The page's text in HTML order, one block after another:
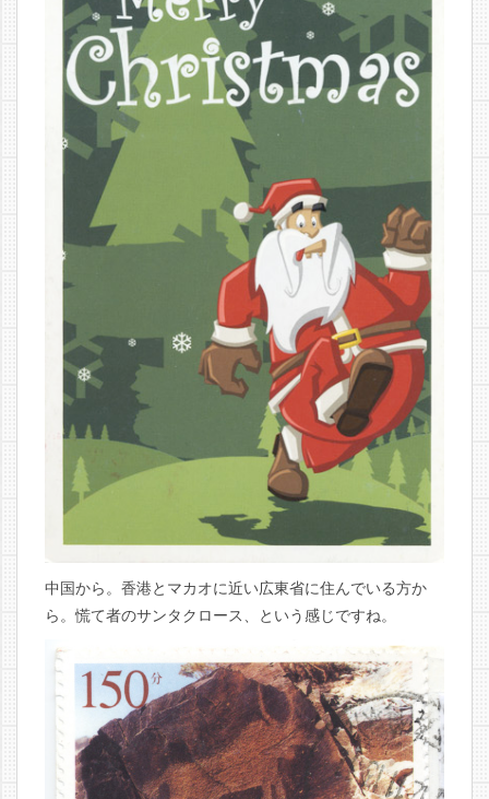
中国から。香港とマカオに近い広東省に住んでいる方か
ら。慌て者のサンタクロース、という感じですね。